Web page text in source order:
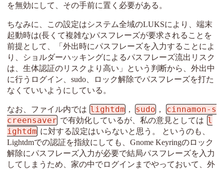
を無効にして、その手前に置く必要がある。
ちなみに、この設定はシステム全域のLUKSにより、端末
起動時は(長くて複雑な)パスフレーズが要求されることを
前提として、「外出時にパスフレーズを入力することによ
り、ショルダーハッキングによるパスフレーズ流出リスク
は、生体認証のリスクより高い」という判断から、外出中
に行うログイン、sudo、ロック解除でパスフレーズを打た
なくていいようにしている。
なお、ファイル内では lightdm , sudo ,
cinnamon-s
creensaver で有効化しているが、私の意見としては l
ightdm に対する設定はいらないと思う。 というのも、
Lightdmでの認証を指紋にしても、Gnome Keyringのロック
解除にパスフレーズ入力が必要で結局パスフレーズを入力
してしまうため、家の中でログインまでやっておいて、外